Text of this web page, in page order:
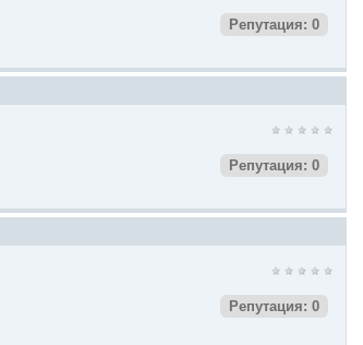
Репутация: 0
Репутация: 0
Репутация: 0